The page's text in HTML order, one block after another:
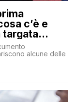
c’è e
targata
alcune delle